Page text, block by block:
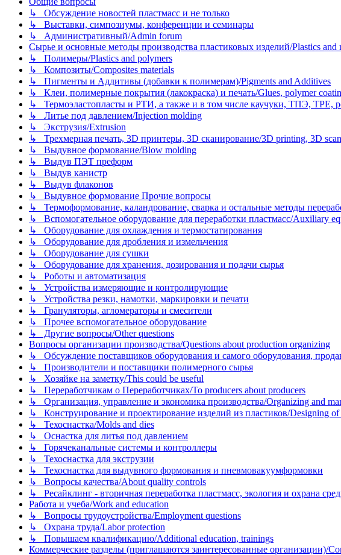
↳ Обсуждение новостей пластмасс и не только
↳ Выставки, симпозиумы, конференции и семинары
↳ Административный/Admin forum
Сырье и основные методы производства пластиковых изделий/Plastics
↳ Полимеры/Plastics and polymers
↳ Композиты/Сomposites materials
↳ Пигменты и Аддитивы (добавки к полимерам)/Pigments and Additives
↳ Клеи, полимерные покрытия (лакокраска) и печать/Glues, polymer
↳ Термоэластопласты и РТИ, а также и в том числе каучуки, ТПЭ, TPE,
↳ Литье под давлением/Injection molding
↳ Экструзия/Extrusion
↳ Трехмерная печать, 3D принтеры, 3D сканирование/3D printing, 3D
↳ Выдувное формование/Blow molding
↳ Выдув ПЭТ преформ
↳ Выдув канистр
↳ Выдув флаконов
↳ Выдувное формование Прочие вопросы
↳ Термоформование, каландрование, сварка и остальные методы
↳ Вспомогательное оборудование для переработки пластмасс/Auxiliary
↳ Оборудование для охлаждения и термостатирования
↳ Оборудование для дробления и измельчения
↳ Оборудование для сушки
↳ Оборудование для хранения, дозирования и подачи сырья
↳ Роботы и автоматизация
↳ Устройства измеряющие и контролирующие
↳ Устройства резки, намотки, маркировки и печати
↳ Грануляторы, агломераторы и смесители
↳ Прочее вспомогательное оборудование
↳ Другие вопросы/Other questions
Вопросы организации производства/Questions about production organizing
↳ Обсуждение поставщиков оборудования и самого оборудования,
↳ Производители и поставщики полимерного сырья
↳ Хозяйке на заметку/This could be useful
↳ Переработчикам о Переработчиках/To producers about producers
↳ Организация, управление и экономика производства/Organizing and
↳ Конструирование и проектирование изделий из пластиков/Designing of
↳ Техоснастка/Molds and dies
↳ Оснастка для литья под давлением
↳ Горячеканальные системы и контроллеры
↳ Техоснастка для экструзии
↳ Техоснастка для выдувного формования и пневмовакуумформовки
↳ Вопросы качества/About quality controls
↳ Ресайклинг - вторичная переработка пластмасс, экология и охрана
Работа и учеба/Work and education
↳ Вопросы трудоустройства/Employment questions
↳ Охрана труда/Labor protection
↳ Повышаем квалификацию/Additional education, trainings
Коммерческие разделы (приглашаются заинтересованные организации)/